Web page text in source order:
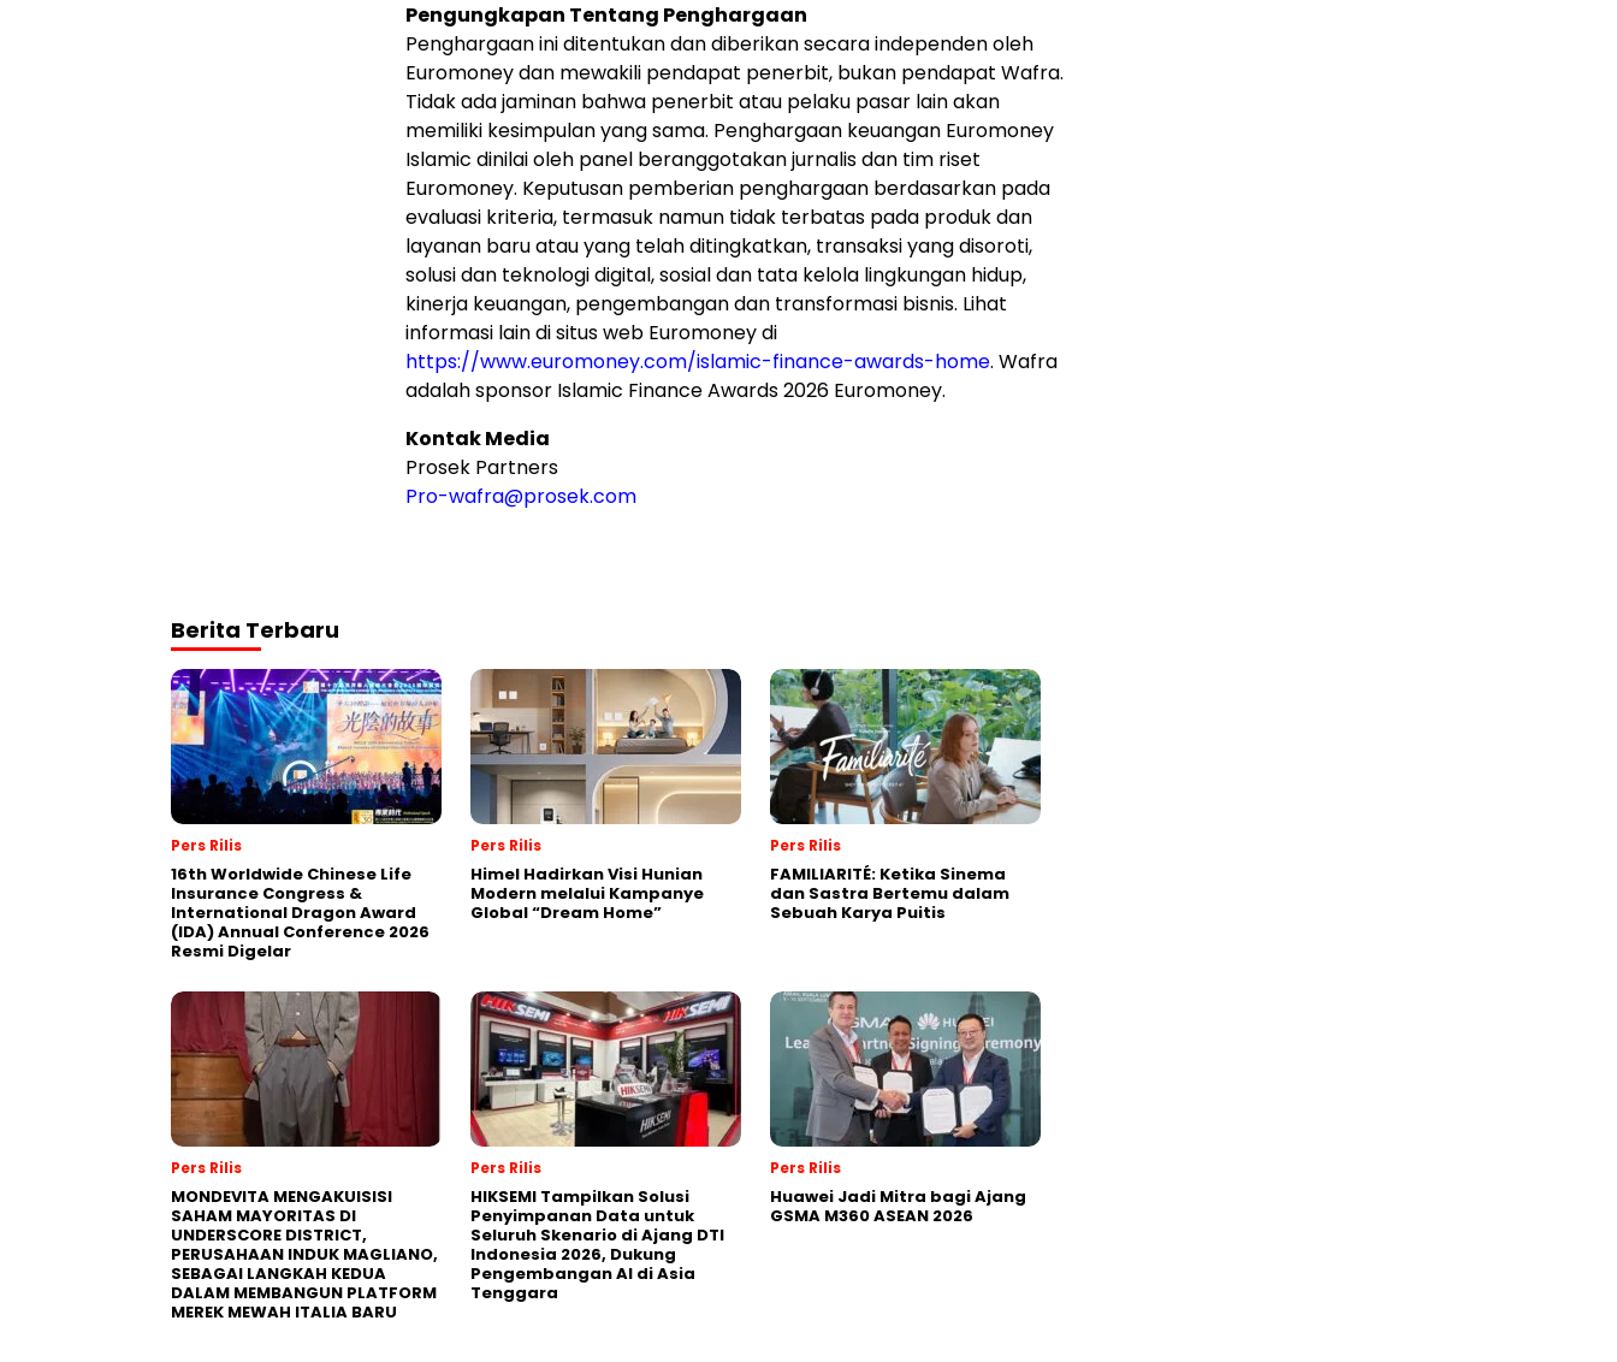
Pengungkapan Tentang Penghargaan
Penghargaan ini ditentukan dan diberikan secara independen oleh
Euromoney dan mewakili pendapat penerbit, bukan pendapat Wafra.
Tidak ada jaminan bahwa penerbit atau pelaku pasar lain akan
memiliki kesimpulan yang sama. Penghargaan keuangan Euromoney
Islamic dinilai oleh panel beranggotakan jurnalis dan tim riset
Euromoney. Keputusan pemberian penghargaan berdasarkan pada
evaluasi kriteria, termasuk namun tidak terbatas pada produk dan
layanan baru atau yang telah ditingkatkan, transaksi yang disoroti,
solusi dan teknologi digital, sosial dan tata kelola lingkungan hidup,
kinerja keuangan, pengembangan dan transformasi bisnis. Lihat
informasi lain di situs web Euromoney di
https://www.euromoney.com/islamic-finance-awards-home. Wafra
adalah sponsor Islamic Finance Awards 2026 Euromoney.
Kontak Media
Prosek Partners
Pro-wafra@prosek.com
Berita Terbaru
Pers Rilis
16th Worldwide Chinese Life
Insurance Congress &
International Dragon Award
(IDA) Annual Conference 2026
Resmi Digelar
Pers Rilis
Himel Hadirkan Visi Hunian
Modern melalui Kampanye
Global “Dream Home”
Pers Rilis
FAMILIARITÉ: Ketika Sinema
dan Sastra Bertemu dalam
Sebuah Karya Puitis
Pers Rilis
MONDEVITA MENGAKUISISI
SAHAM MAYORITAS DI
UNDERSCORE DISTRICT,
PERUSAHAAN INDUK MAGLIANO,
SEBAGAI LANGKAH KEDUA
DALAM MEMBANGUN PLATFORM
MEREK MEWAH ITALIA BARU
Pers Rilis
HIKSEMI Tampilkan Solusi
Penyimpanan Data untuk
Seluruh Skenario di Ajang DTI
Indonesia 2026, Dukung
Pengembangan AI di Asia
Tenggara
Pers Rilis
Huawei Jadi Mitra bagi Ajang
GSMA M360 ASEAN 2026